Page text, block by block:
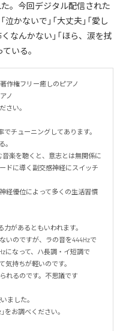
た。今回デジタル配信された
泣かないで」「大丈夫」「愛し
くなんかない」「ほら、涙を拭
いる。
作権フリー癒しのピアノ
アノ
さい。
チューニングしてあります。
。
楽を聴くと、意志とは無関係に
ドに導く副交感神経にスイッチ
経優位によって多くの生活習慣
があるともいわれます。
いのですが、ラの音を444Hzで
になって、ハ長調・イ短調で
気持ちが軽いのです。
れるのです。不思議です
ました。
をお調べください。